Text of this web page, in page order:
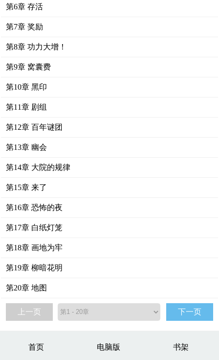
第6章 存活
第7章 奖励
第8章 功力大增！
第9章 窝囊费
第10章 黑印
第11章 剧组
第12章 百年谜团
第13章 幽会
第14章 大院的规律
第15章 来了
第16章 恐怖的夜
第17章 白纸灯笼
第18章 画地为牢
第19章 柳暗花明
第20章 地图
上一页 下一页
首页 电脑版 书架